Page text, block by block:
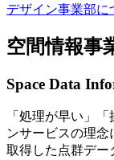
デザイン事業部に
空間情報事
Space Data
「処理が早い」
ンサービスの理念
取得した点群デー